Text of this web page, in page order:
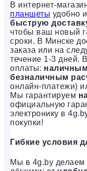
В интернет-
планшеты удобно
быструю
чтобы ваш новый
сроки. В Минске
заказа или на
течение 1-3 дней.
оплаты:
безналичным
онлайн-платежи)
Мы гарантируем
официальную
электронику в
покупки!
Гибкие условия
Мы в 4g.by делаем